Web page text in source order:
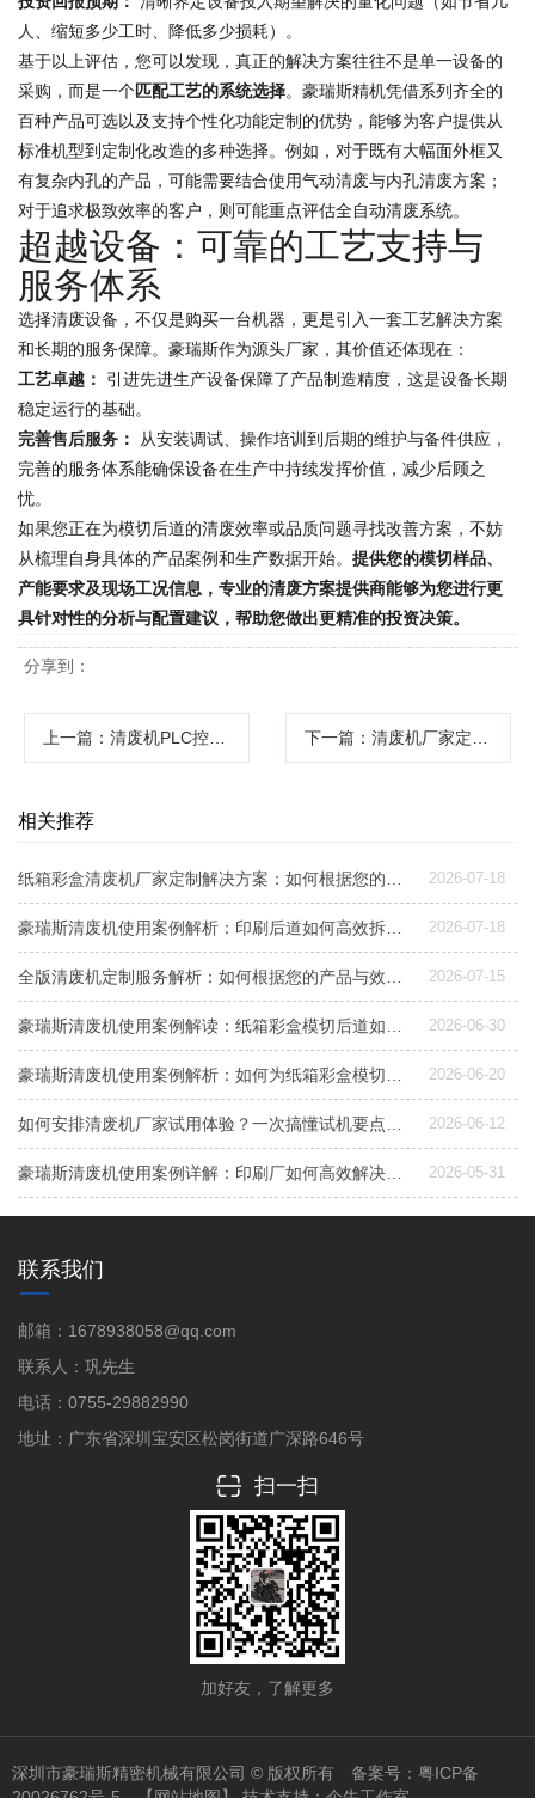
人、缩短多少工时、降低多少损耗）。
基于以上评估，您可以发现，真正的解决方案往往不是单一设备的
采购，而是一个匹配工艺的系统选择。豪瑞斯精机凭借系列齐全的
百种产品可选以及支持个性化功能定制的优势，能够为客户提供从
标准机型到定制化改造的多种选择。例如，对于既有大幅面外框又
有复杂内孔的产品，可能需要结合使用气动清废与内孔清废方案；
对于追求极致效率的客户，则可能重点评估全自动清废系统。
超越设备：可靠的工艺支持与
服务体系
选择清废设备，不仅是购买一台机器，更是引入一套工艺解决方案
和长期的服务保障。豪瑞斯作为源头厂家，其价值还体现在：
工艺卓越：
引进先进生产设备保障了产品制造精度，这是设备长期
稳定运行的基础。
完善售后服务：
从安装调试、操作培训到后期的维护与备件供应，
完善的服务体系能确保设备在生产中持续发挥价值，减少后顾之
忧。
如果您正在为模切后道的清废效率或品质问题寻找改善方案，不妨
从梳理自身具体的产品案例和生产数据开始。 提供您的模切样品、
产能要求及现场工况信息，专业的清废方案提供商能够为您进行更
具针对性的分析与配置建议，帮助您做出更精准的投资决策。
分享到：
上一篇 ：清废机PLC控制系统解析：如何选型与判断其稳定性与效率 下一篇 ：清废机厂家定制解决方案如何选？豪瑞斯精机详解关键考量因素与落地路径
相关推荐
2026-07-18
2026-07-18
2026-07-15
2026-06-30
2026-06-20
2026-06-12
2026-05-31
联系我们
邮箱：1678938058@qq.com
联系人：巩先生
电话：0755-29882990
地址：广东省深圳宝安区松岗街道广深路646号
扫一扫
加好友，了解更多
深圳市豪瑞斯精密机械有限公司 © 版权所有 备案号： 粤ICP备